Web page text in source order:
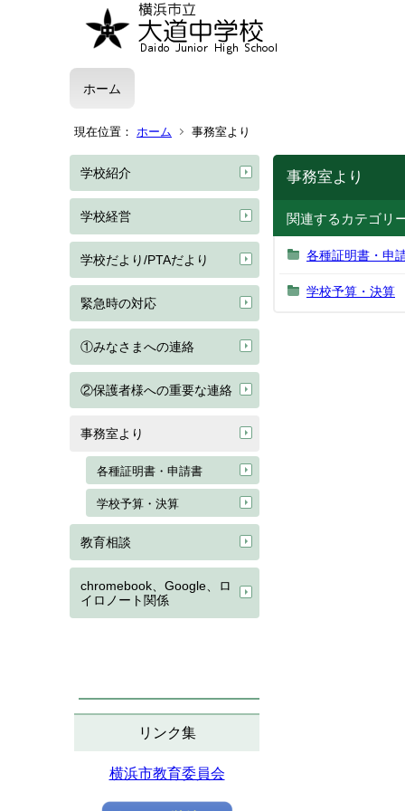
ホーム
現在位置： ホーム 事務室より
学校紹介
学校経営
学校だより/PTAだより
緊急時の対応
①みなさまへの連絡
②保護者様への重要な連絡
事務室より
各種証明書・申請書
学校予算・決算
教育相談
chromebook、Google、ロ
イロノート関係
リンク集
横浜市教育委員会
事務室より
関連するカテゴリ
各種証明書・申
学校予算・決算